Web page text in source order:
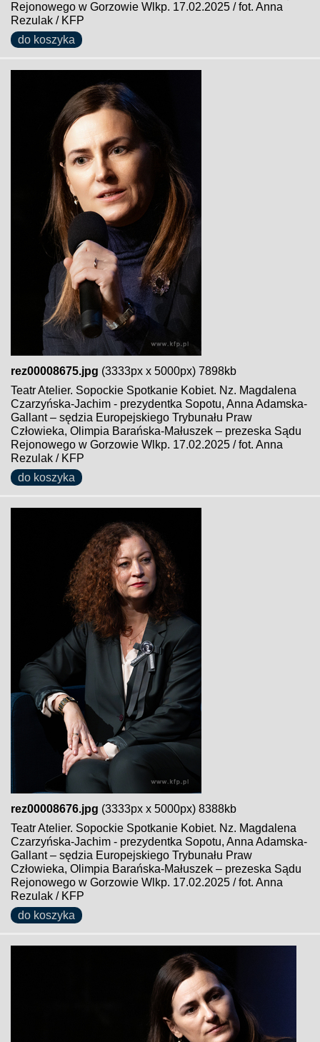
Rejonowego w Gorzowie Wlkp. 17.02.2025 / fot. Anna
Rezulak / KFP
do koszyka
rez00008675.jpg (3333px x 5000px) 7898kb
Teatr Atelier. Sopockie Spotkanie Kobiet. Nz. Magdalena
Czarzyńska-Jachim - prezydentka Sopotu, Anna Adamska-
Gallant – sędzia Europejskiego Trybunału Praw
Człowieka, Olimpia Barańska-Małuszek – prezeska Sądu
Rejonowego w Gorzowie Wlkp. 17.02.2025 / fot. Anna
Rezulak / KFP
do koszyka
rez00008676.jpg (3333px x 5000px) 8388kb
Teatr Atelier. Sopockie Spotkanie Kobiet. Nz. Magdalena
Czarzyńska-Jachim - prezydentka Sopotu, Anna Adamska-
Gallant – sędzia Europejskiego Trybunału Praw
Człowieka, Olimpia Barańska-Małuszek – prezeska Sądu
Rejonowego w Gorzowie Wlkp. 17.02.2025 / fot. Anna
Rezulak / KFP
do koszyka